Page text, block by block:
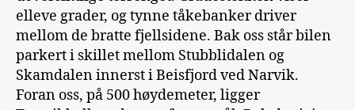
elleve grader, og tynne tåkebanker driver
mellom de bratte fjellsidene. Bak oss står bilen
parkert i skillet mellom Stubblidalen og
Skamdalen innerst i Beisfjord ved Narvik.
Foran oss, på 500 høydemeter, ligger